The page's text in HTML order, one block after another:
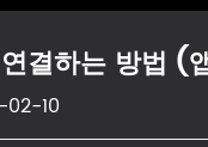
결하는 방법 (
10